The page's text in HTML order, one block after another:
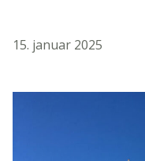
15. januar 2025